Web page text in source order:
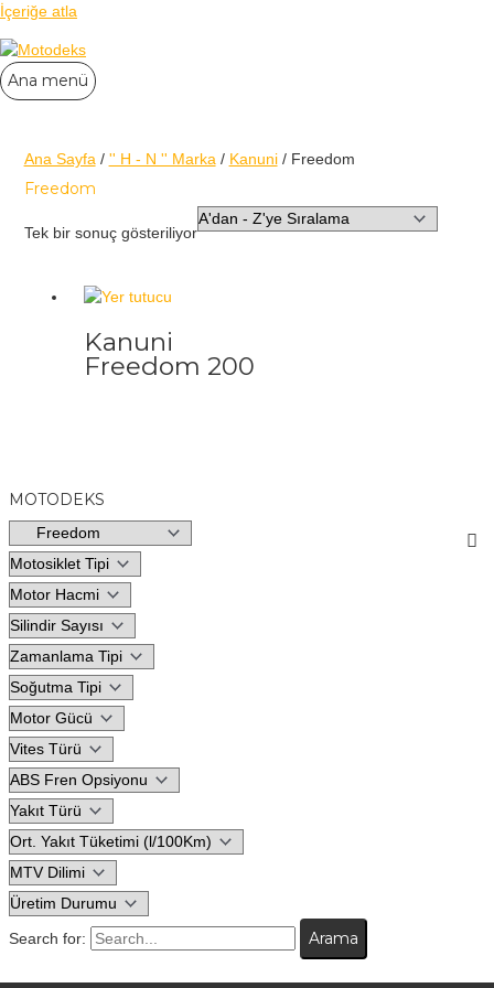
İçeriğe atla
Ana menü
MOTODEKS
Search for:
Ana Sayfa / '' H - N '' Marka / Kanuni/ Freedom
Freedom
Tek bir sonuç gösteriliyor
Kanuni
Freedom 200